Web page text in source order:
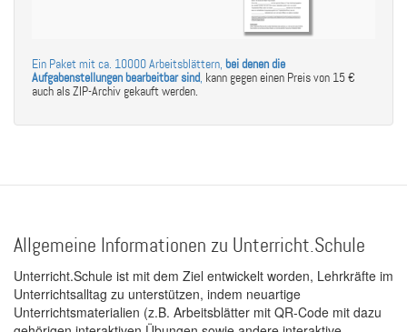
Ein Paket mit ca. 10000 Arbeitsblättern, bei denen die
Aufgabenstellungen bearbeitbar sind, kann gegen einen Preis von 15 €
auch als ZIP-Archiv gekauft werden.
Allgemeine Informationen zu Unterricht.Schule
Unterricht.Schule ist mit dem Ziel entwickelt worden, Lehrkräfte im
Unterrichtsalltag zu unterstützen, indem neuartige
Unterrichtsmaterialien (z.B. Arbeitsblätter mit QR-Code mit dazu